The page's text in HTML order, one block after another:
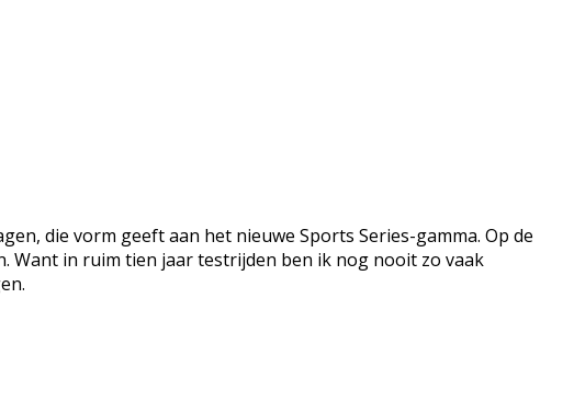
die vorm geeft aan het nieuwe Sports Series-gamma. Op de
Want in ruim tien jaar testrijden ben ik nog nooit zo vaak